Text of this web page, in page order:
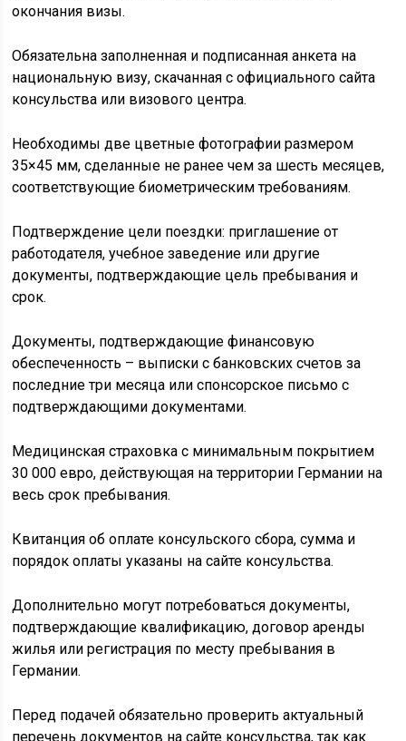
окончания визы.
Обязательна заполненная и подписанная анкета на
национальную визу, скачанная с официального сайта
консульства или визового центра.
Необходимы две цветные фотографии размером
35×45 мм, сделанные не ранее чем за шесть месяцев,
соответствующие биометрическим требованиям.
Подтверждение цели поездки: приглашение от
работодателя, учебное заведение или другие
документы, подтверждающие цель пребывания и
срок.
Документы, подтверждающие финансовую
обеспеченность – выписки с банковских счетов за
последние три месяца или спонсорское письмо с
подтверждающими документами.
Медицинская страховка с минимальным покрытием
30 000 евро, действующая на территории Германии на
весь срок пребывания.
Квитанция об оплате консульского сбора, сумма и
порядок оплаты указаны на сайте консульства.
Дополнительно могут потребоваться документы,
подтверждающие квалификацию, договор аренды
жилья или регистрация по месту пребывания в
Германии.
Перед подачей обязательно проверить актуальный
перечень документов на сайте консульства, так как